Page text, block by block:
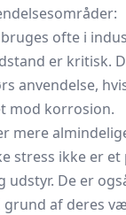
bruges ofte i
er kritisk.
anvendelse,
mod korrosion.
mere
stress ikke er et
udstyr. De er
af deres